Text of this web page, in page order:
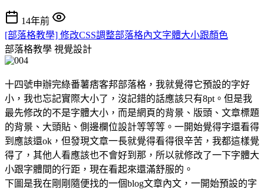
14年前
[部落格教學] 修改CSS調整部落格內文字體大小跟顏色
部落格教學 視覺設計
十四號申辦完綠番薯痞客邦部落格，我就覺得它預設的字好
小，我也忘記實際大小了，沒記錯的話應該只有8pt。但是我
最先修改的不是字體大小，而是網頁的背景、版頭、文章標題
的背景、大頭貼、側邊欄位設計等等等。一開始覺得字還看得
到應該還ok，但發現文章一長就覺得看得很辛苦，我都這樣覺
得了，其他人看應該也不會好到那，所以就修改了一下字體大
小跟字體間的行距，現在看起來還滿舒服的。
下圖是我在剛剛隨便找的一個blog文章內文，一開始預設的字